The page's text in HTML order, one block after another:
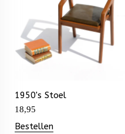
1950's Stoel
18,95
Bestellen